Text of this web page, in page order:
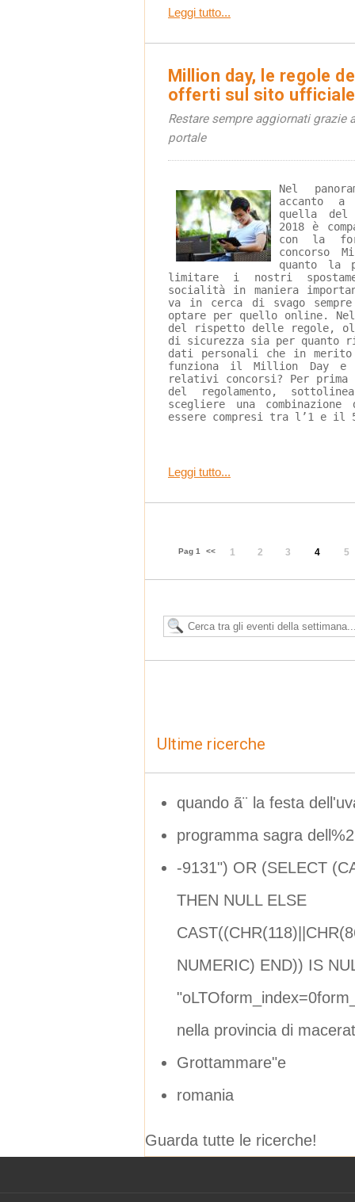
Leggi tutto...
Million day, le regole
offerti sul sito ufficiale
Restare sempre aggiornati grazie
portale
Nel
accanto a
quella
2018 è
con la
concorso
quanto la
limitare i nostri
socialità in maniera
va in cerca di svago
optare per quello online.
del rispetto delle regole,
di sicurezza sia per quanto
dati personali che in
funziona il Million Day e
relativi concorsi? Per
del regolamento,
scegliere una
essere compresi tra l’1 e il
Leggi tutto...
Pag 1 << 1 2 3 4 5
Ultime ricerche
quando ã¨ la festa
programma sagra
-9131") OR (SELECT
THEN NULL ELSE
NUMERIC) END)) IS
nella provincia di
Grottammare"e
romania
Guarda tutte le ricerche!